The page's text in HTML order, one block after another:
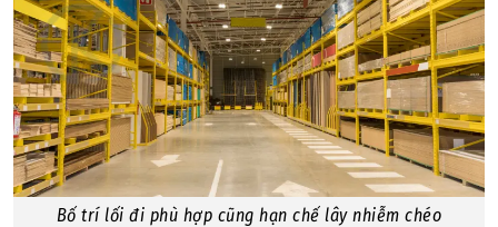
Bố trí lối đi phù hợp cũng hạn chế lây nhiễm chéo